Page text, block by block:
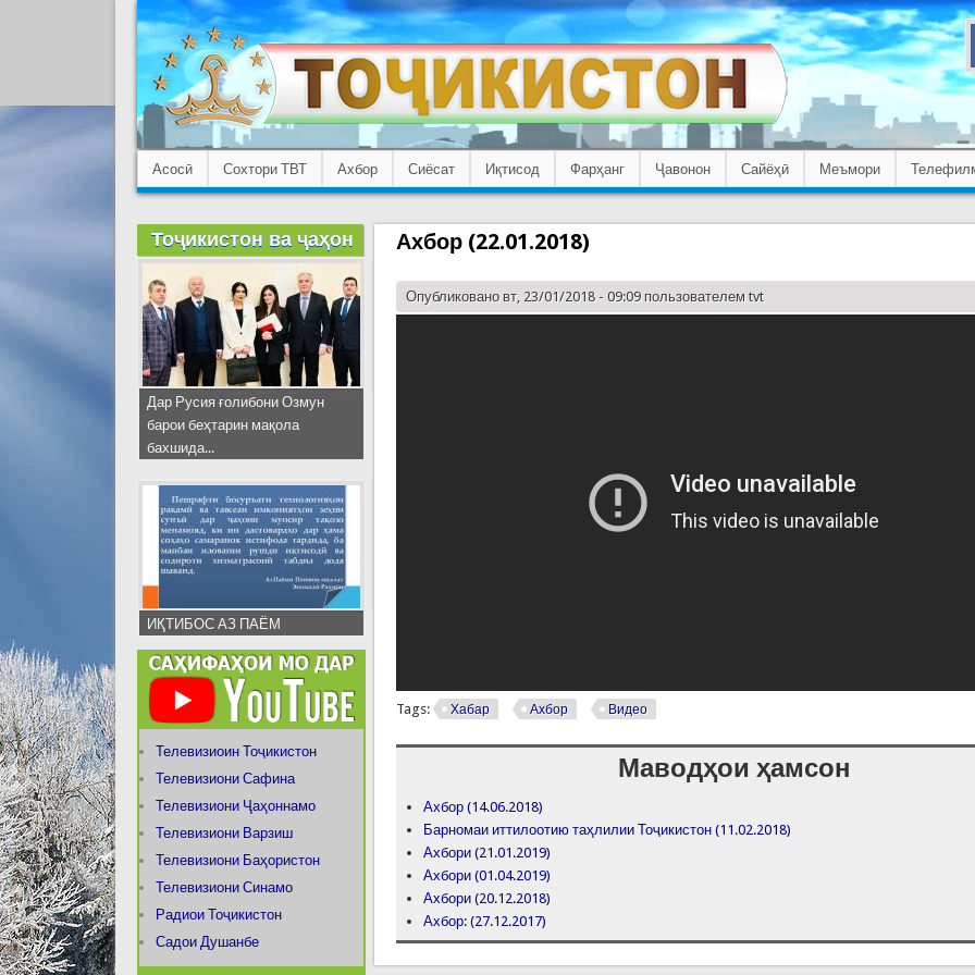
Асосӣ Сохтори ТВТ Ахбор Сиёсат Иқтисод Фарҳанг Ҷавонон Сайёҳӣ Меъмори
Ахбор (22.01.2018)
Опубликовано вт, 23/01/2018 - 09:09 пользователемtvt
Tags: Хабар Ахбор Видео
Маводҳои ҳамсон
Ахбор (14.06.2018)
Барномаи иттилоотию таҳлилии Тоҷикистон (11.02.2018)
Ахбори (21.01.2019)
Ахбори (01.04.2019)
Ахбори (20.12.2018)
Ахбор: (27.12.2017)
Тоҷикистон ва ҷаҳон
Дар Русия ғолибони Озмун
барои беҳтарин мақола
бахшида...
ИҚТИБОС АЗ ПАЁМ
Телевизиоин Тоҷикистон
Телевизиони Сафина
Телевизиони Ҷаҳоннамо
Телевизиони Варзиш
Телевизиони Баҳористон
Телевизиони Синамо
Радиои Тоҷикистон
Садои Душанбе